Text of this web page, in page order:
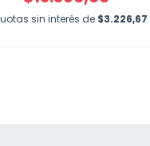
sin interés de $3.226,67